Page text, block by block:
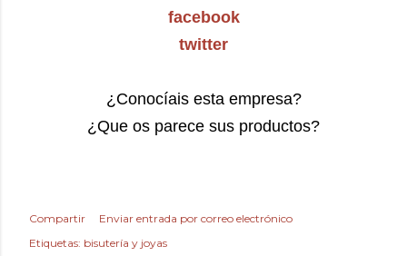
facebook
twitter
¿Conocíais esta empresa?
¿Que os parece sus productos?
Compartir
Enviar entrada por correo electrónico
Etiquetas: bisutería y joyas